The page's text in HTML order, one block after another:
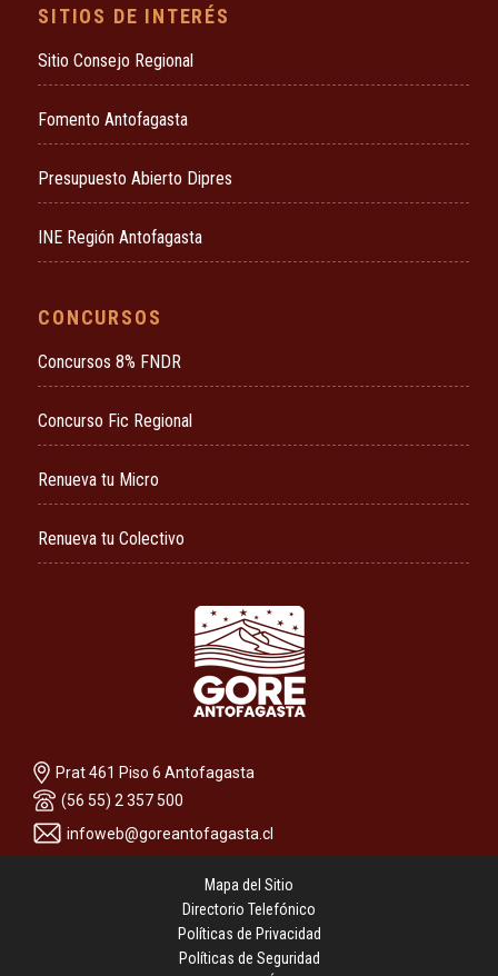
SITIOS DE INTERÉS
Sitio Consejo Regional
Fomento Antofagasta
Presupuesto Abierto Dipres
INE Región Antofagasta
CONCURSOS
Concursos 8% FNDR
Concurso Fic Regional
Renueva tu Micro
Renueva tu Colectivo
Prat 461 Piso 6 Antofagasta
(56 55) 2 357 500
infoweb@goreantofagasta.cl
Mapa del Sitio
Directorio Telefónico
Políticas de Privacidad
Políticas de Seguridad